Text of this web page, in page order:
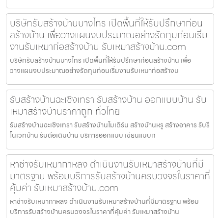
บริษัทรับสร้างบ้านบางไทร เปิดพื้นที่ให้รับปรึกษาก่อน
สร้างบ้าน เพื่อวางแผนงบประมาณอย่างรัดกุมก่อนเริ่ม
งานรับเหมาก่อสร้างบ้าน รับเหมาสร้างบ้าน.com
บริษัทรับสร้างบ้านบางไทร เปิดพื้นที่ให้รับปรึกษาก่อนสร้างบ้าน เพื่อ
วางแผนงบประมาณอย่างรัดกุมก่อนเริ่มงานรับเหมาก่อสร้างบ
รับสร้างบ้านฉะเชิงเทรา รับสร้างบ้าน ออกแบบบ้าน รับ
เหมาสร้างบ้านราคาถูก ทั่วไทย
รับสร้างบ้านฉะเชิงเทรา รับสร้างบ้านโมเดิร์น สร้างบ้านหรู สร้างอาคาร รับรี
โนเวทบ้าน รับต่อเติมบ้าน บริการออกแบบ เขียนแบบก
หาช่างรับเหมากาหลง ดำเนินงานรับเหมาสร้างบ้านที่มี
มาตรฐาน พร้อมบริการรับสร้างบ้านครบวงจรในราคาที่
คุ้มค่า รับเหมาสร้างบ้าน.com
หาช่างรับเหมากาหลง ดำเนินงานรับเหมาสร้างบ้านที่มีมาตรฐาน พร้อม
บริการรับสร้างบ้านครบวงจรในราคาที่คุ้มค่า รับเหมาสร้างบ้าน